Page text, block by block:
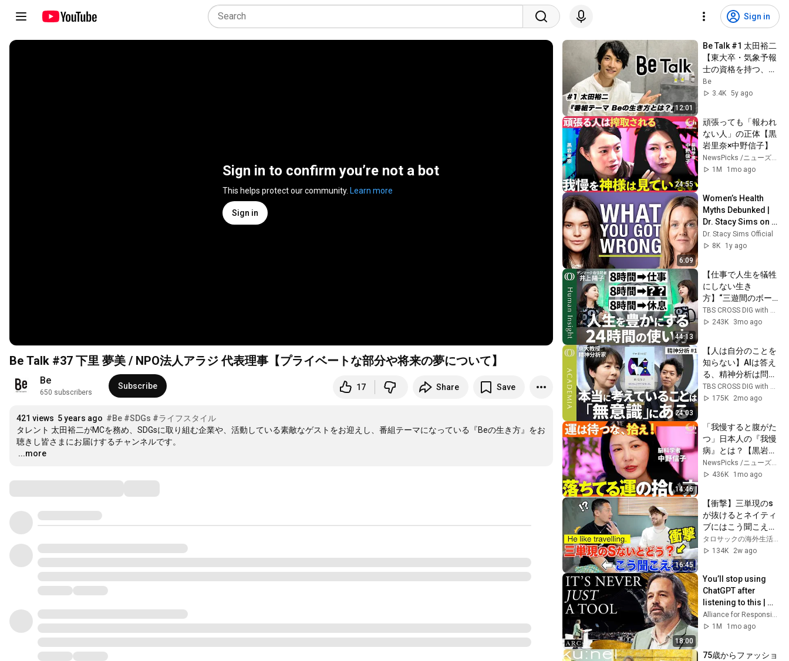
Sign in
Sign in to confirm you’re not a bot
This helps protect our community. Learn more
Sign in
Be Talk #37 下里 夢美 / NPO法人アラジ 代表理事【プライベートな部分や将来の夢について】
Be
650 subscribers
Subscribe 17 Share Save
421 views 5 years ago #Be #SDGs #ライフスタイル
タレント 太田裕二がMCを務め、SDGsに取り組む企業や、活動している素敵なゲストをお迎えし、番組テーマになっている『Beの生き方』をお
…
...more
12:01
Be Talk #1 太田裕二
【東大卒・気象予報
士の資格を持つ、俳
優 太田裕二の素顔に
迫る！！】
Be
3.4K 5y ago
24:55
頑張っても「報われ
ない人」の正体【黒
岩里奈×中野信子】
NewsPicks /ニューズピックス
1M
1mo ago
6:09
Women’s Health
Myths Debunked |
Dr. Stacy Sims on
Live Well, Be Well
Podcast
Dr. Stacy Sims Official
8K
1y ago
44:13
【仕事で人生を犠牲
にしない生き
方】“三遊間のボー
ル”を拾う必要なし
／担当が決まってい
／仕事と休息以外
の“第3の時間”で人
生の後半戦に備える
／井上陽子
【Human Insight】
243K
3mo ago
24:03
【人は自分のことを
知らない】AIは答え
る、精神分析は問い
続ける／なぜ本当の
悩みに気づけないの
えない」が人を成長
させる理由／精神分
析家・西見奈子
【ACADEMIA】
175K
2mo ago
14:46
「我慢すると腹がた
つ」日本人の『我慢
病』とは？【黒岩里
奈×中野信子】
436K
1mo ago
16:45
【衝撃】三単現のs
が抜けるとネイティ
ブにはこう聞こえま
す。
134K
2w ago
18:00
You’ll stop using
ChatGPT after
listening to this |
Jonathan Pageau
[ARC 2026]
Alliance for Responsible Citizenship and Jonathan Pageau
1M
1mo ago
75歳からファッショ